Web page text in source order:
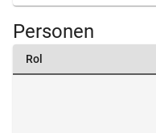
Personen
Rol